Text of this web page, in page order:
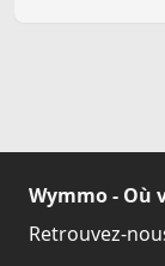
Wymmo - Où
Retrouvez-